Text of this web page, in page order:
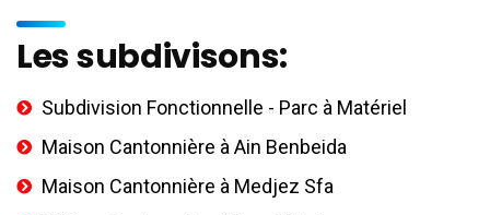
Les subdivisons:
Subdivision Fonctionnelle - Parc à Matériel
Maison Cantonnière à Ain Benbeida
Maison Cantonnière à Medjez Sfa